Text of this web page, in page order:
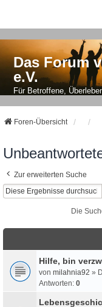
Das Forum
e.V.
Für Betroffene,
Foren-Übersicht
Zur erweiterten Suche
Die
Hilfe, bin
von milahnia92 »
Antworten: 0